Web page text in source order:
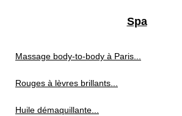
Spa
Massage body-to-body à Paris...
Rouges à lèvres brillants...
Huile démaquillante...